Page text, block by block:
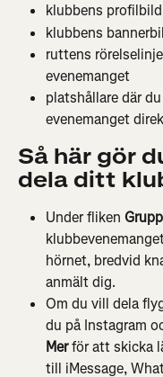
klubbens profilbild
klubbens
ruttens
evenemanget
platshållare där
evenemanget
Så här gör
dela ditt
Under fliken
hörnet, bredvid
anmält dig.
Om du vill dela
du på Instagram
Mer för att skicka
till iMessage,